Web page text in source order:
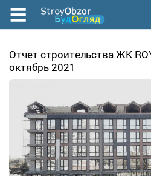
Перейти
содержанию
Отчет строительства ЖК
октябрь 2021